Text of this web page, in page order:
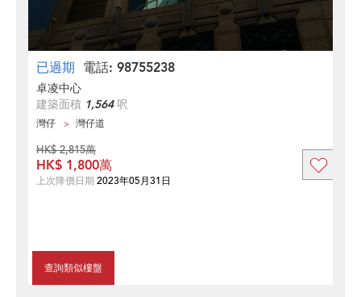
已過期 電話: 98755238
卓凌中心
建築面積 1,564呎
灣仔 灣仔道
查詢類似樓盤
HK$ 2,815萬
HK$ 1,800萬
上次降價日期 2023年05月31日